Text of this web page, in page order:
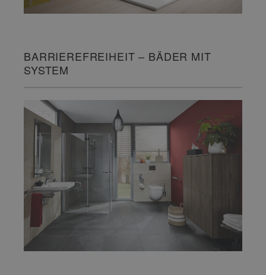
BARRIEREFREIHEIT – BÄDER MIT
SYSTEM